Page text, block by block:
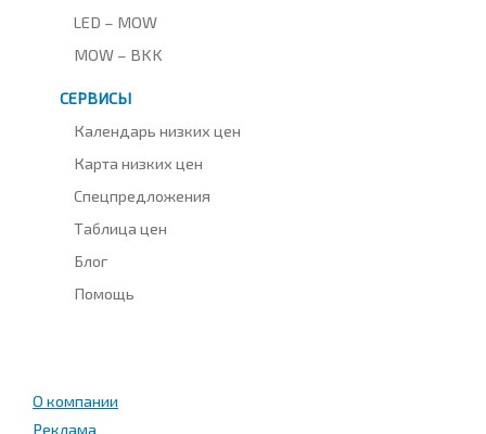
LED – MOW
MOW – BKK
СЕРВИСЫ
Календарь низких цен
Карта низких цен
Спецпредложения
Таблица цен
Блог
Помощь
О компании
Реклама